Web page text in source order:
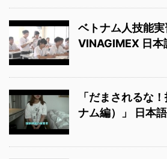
ベトナム人技能
VINAGIMEX 日本
「だまされるな
ナム編）」 日本